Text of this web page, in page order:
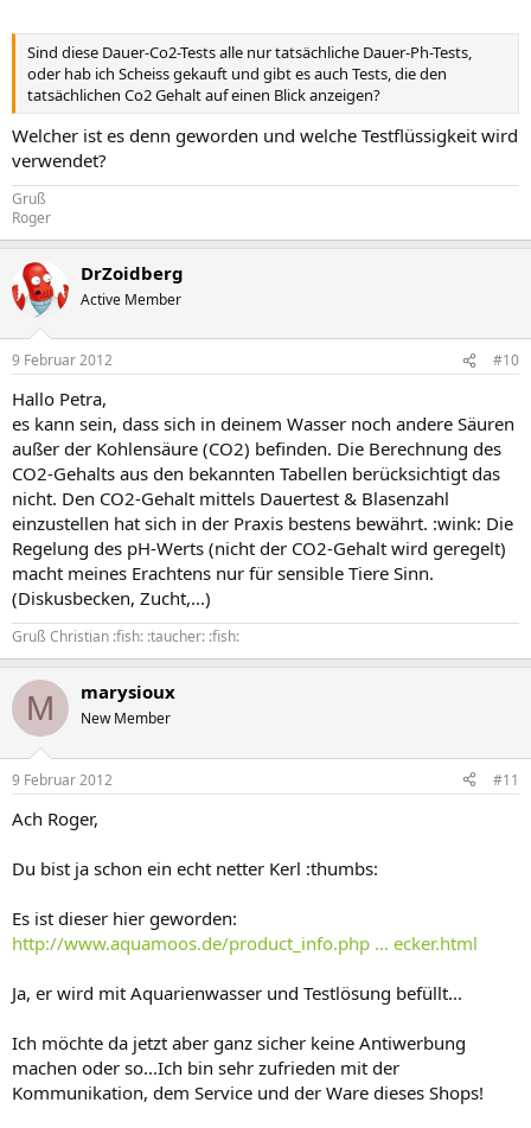
Sind diese Dauer-Co2-Tests alle nur tatsächliche Dauer-Ph-Tests,
oder hab ich Scheiss gekauft und gibt es auch Tests, die den
tatsächlichen Co2 Gehalt auf einen Blick anzeigen?
Welcher ist es denn geworden und welche Testflüssigkeit wird
verwendet?
Gruß
Roger
DrZoidberg
Active Member
9 Februar 2012 #10
Hallo Petra,
es kann sein, dass sich in deinem Wasser noch andere Säuren
außer der Kohlensäure (CO2) befinden. Die Berechnung des
CO2-Gehalts aus den bekannten Tabellen berücksichtigt das
nicht. Den CO2-Gehalt mittels Dauertest & Blasenzahl
einzustellen hat sich in der Praxis bestens bewährt. :wink: Die
Regelung des pH-Werts (nicht der CO2-Gehalt wird geregelt)
macht meines Erachtens nur für sensible Tiere Sinn.
(Diskusbecken, Zucht,...)
Gruß Christian :fish: :taucher: :fish:
M marysioux
New Member
9 Februar 2012 #11
Ach Roger,
Du bist ja schon ein echt netter Kerl :thumbs:
Es ist dieser hier geworden:
http://www.aquamoos.de/product_info.php ... ecker.html
Ja, er wird mit Aquarienwasser und Testlösung befüllt...
Ich möchte da jetzt aber ganz sicher keine Antiwerbung
machen oder so...Ich bin sehr zufrieden mit der
Kommunikation, dem Service und der Ware dieses Shops!